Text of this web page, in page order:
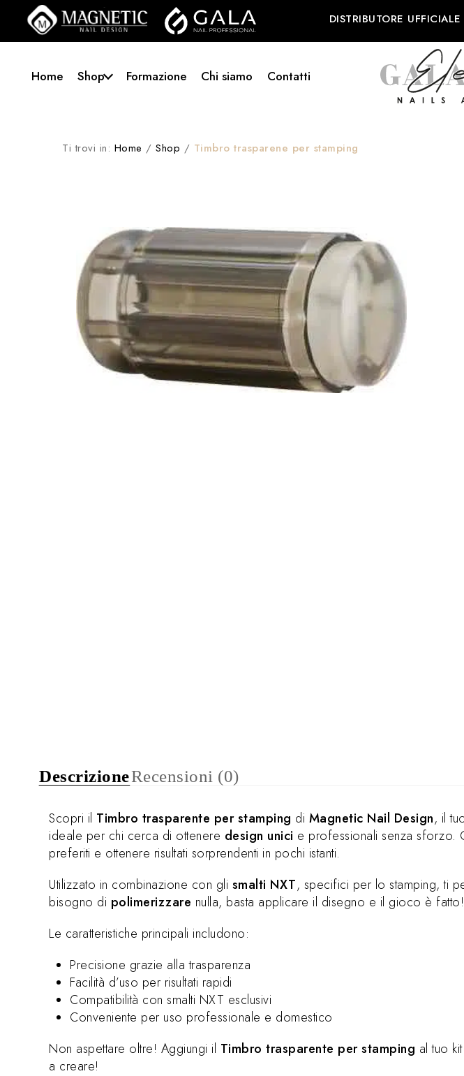
DISTRIBUTORE
Home Shop Formazione Chi siamo Contatti
Ti trovi in: Home /Shop / Timbro trasparene per stamping
DescrizioneRecensioni (0)
Scopri il Timbro trasparente per stamping di Magnetic Nail Design, il
ideale per chi cerca di ottenere design unici e professionali senza sforzo.
preferiti e ottenere risultati sorprendenti in pochi istanti.
Utilizzato in combinazione con gli smalti NXT, specifici per lo stamping, ti
bisogno di polimerizzare nulla, basta applicare il disegno e il gioco è fatto!
Le caratteristiche principali includono:
Precisione grazie alla trasparenza
Facilità d’uso per risultati rapidi
Compatibilità con smalti NXT esclusivi
Conveniente per uso professionale e domestico
Non aspettare oltre! Aggiungi il Timbro trasparente per stamping al tuo
a creare!